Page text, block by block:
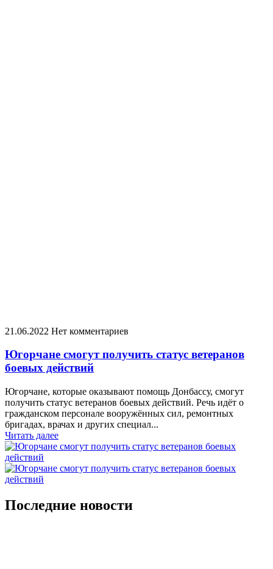
21.06.2022 Нет комментариев
Югорчане смогут получить статус ветеранов
боевых действий
Югорчане, которые оказывают помощь Донбассу, смогут
получить статус ветеранов боевых действий. Речь идёт о
гражданском персонале вооружённых сил, ремонтных
бригадах, врачах и других специал...
Читать далее
Последние новости